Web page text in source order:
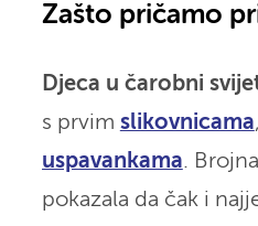
Zašto pričamo
Djeca u čarobni
s prvim slikovnicama,
uspavankama.
pokazala da čak i